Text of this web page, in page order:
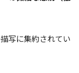
写に集約されてい